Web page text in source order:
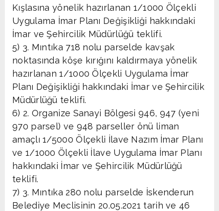
Kışlasına yönelik hazırlanan 1/1000 Ölçekli
Uygulama İmar Planı Değişikliği hakkındaki
İmar ve Şehircilik Müdürlüğü teklifi.
5) 3. Mıntıka 718 nolu parselde kavşak
noktasında köşe kırığını kaldırmaya yönelik
hazırlanan 1/1000 Ölçekli Uygulama İmar
Planı Değişikliği hakkındaki İmar ve Şehircilik
Müdürlüğü teklifi.
6) 2. Organize Sanayi Bölgesi 946, 947 (yeni
970 parsel) ve 948 parseller önü liman
amaçlı 1/5000 Ölçekli İlave Nazım İmar Planı
ve 1/1000 Ölçekli İlave Uygulama İmar Planı
hakkındaki İmar ve Şehircilik Müdürlüğü
teklifi.
7) 3. Mıntıka 280 nolu parselde İskenderun
Belediye Meclisinin 20.05.2021 tarih ve 46